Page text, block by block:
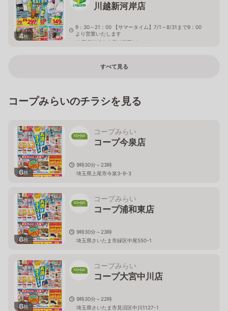
4枚
川越新河岸店
9：30～21：00 【サマータイム】7/1～8/31まで9：00
より営業いたします
埼玉県川越市大字砂新田89－1
すべて見る
コープみらいのチラシを見る
6枚
コープみらい
コープ今泉店
9時30分～23時
埼玉県上尾市今泉3-9-3
6枚
コープみらい
コープ浦和東店
9時30分～23時
埼玉県さいたま市緑区中尾550-1
6枚
コープみらい
コープ大宮中川店
9時30分～22時
埼玉県さいたま市見沼区中川1127-1